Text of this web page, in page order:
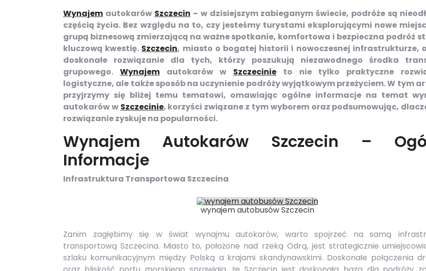
Wynajem autokarów Szczecin – w dzisiejszym zabieganym świecie, podróże są
częścią życia. Bez względu na to, czy jesteśmy turystami eksplorującymi nowe
grupą biznesową zmierzającą na ważne spotkanie, komfortowa i bezpieczna podróż
kluczową kwestię. Szczecin, miasto o bogatej historii i nowoczesnej infrastrukturze,
doskonałe rozwiązanie dla tych, którzy poszukują niezawodnego środka
grupowego. Wynajemautokarów w Szczecinie to nie tylko praktyczne
logistyczne, ale także sposób na uczynienie podróży wyjątkowym przeżyciem. W tym
przyjrzymy się bliżej temu tematowi, omawiając ogólne informacje na temat
autokarów w Szczecinie, korzyści związane z tym wyborem oraz podsumowując,
rozwiązanie zyskuje na popularności.
Wynajem Autokarów Szczecin –
Informacje
Infrastruktura Transportowa Szczecina
wynajem autobusów Szczecin
Zanim zagłębimy się w świat wynajmu autokarów, warto spojrzeć na samą
transportową Szczecina. Miasto to, położone nad rzeką Odrą, jest strategicznie
szlaku komunikacyjnym między Polską a krajami skandynawskimi. Doskonałe połączenia